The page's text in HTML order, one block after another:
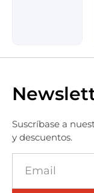
Suscríbase a
y descuentos.